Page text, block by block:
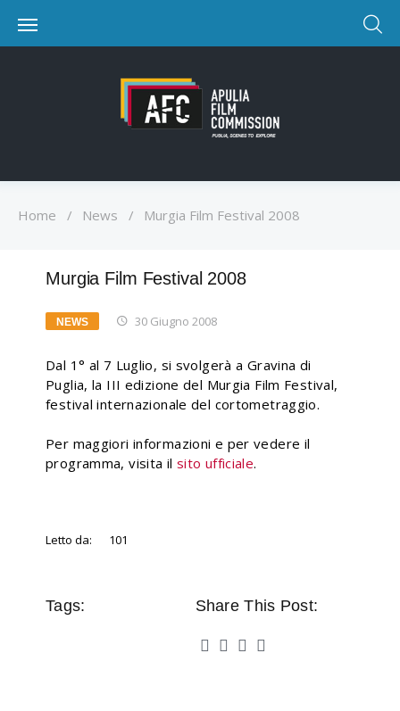
Home / News / Murgia Film Festival 2008
Murgia Film Festival 2008
NEWS 30 Giugno 2008
Dal 1° al 7 Luglio, si svolgerà a Gravina di
Puglia, la III edizione del Murgia Film Festival,
festival internazionale del cortometraggio.
Per maggiori informazioni e per vedere il
programma, visita il sito ufficiale.
Letto da: 101
Tags: Share This Post: